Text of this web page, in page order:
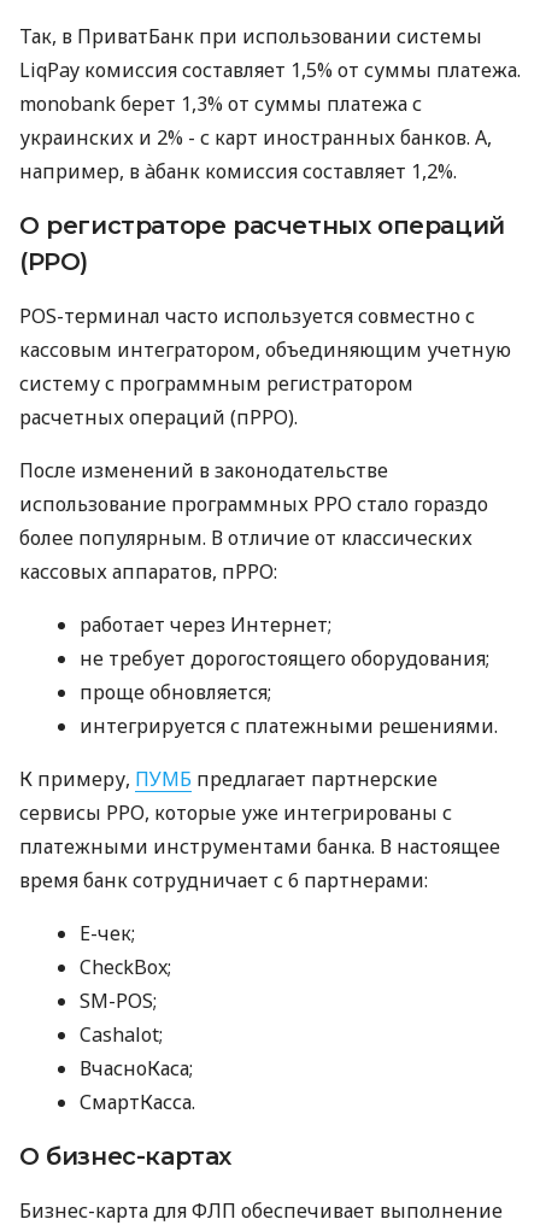
Так, в ПриватБанк при использовании системы
LiqPay комиссия составляет 1,5% от суммы платежа.
monobank берет 1,3% от суммы платежа с
украинских и 2% - с карт иностранных банков. А,
например, в àбанк комиссия составляет 1,2%.
О регистраторе расчетных операций
(РРО)
POS-терминал часто используется совместно с
кассовым интегратором, объединяющим учетную
систему с программным регистратором
расчетных операций (пРРО).
После изменений в законодательстве
использование программных РРО стало гораздо
более популярным. В отличие от классических
кассовых аппаратов, пРРО:
работает через Интернет;
не требует дорогостоящего оборудования;
проще обновляется;
интегрируется с платежными решениями.
К примеру, ПУМБ предлагает партнерские
сервисы РРО, которые уже интегрированы с
платежными инструментами банка. В настоящее
время банк сотрудничает с 6 партнерами:
E-чек;
CheckBox;
SM-POS;
Cashalot;
ВчасноКаса;
СмартКасса.
О бизнес-картах
Бизнес-карта для ФЛП обеспечивает выполнение